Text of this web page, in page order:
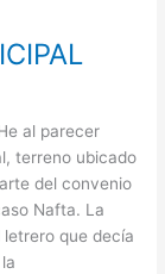
al parecer
terreno ubicado
del convenio
Nafta. La
que decía